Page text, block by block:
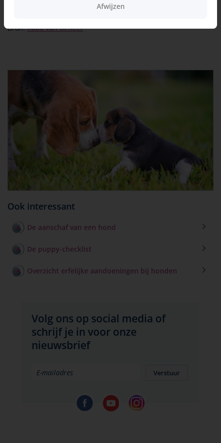
Bron:Raad van Beheer
Ook interessant
De aanschaf van een hond
De puppy-checklist
Overzicht erfelijke aandoeningen bij honden
Volg ons op social media of
schrijf je in voor onze
nieuwsbrief
Verstuur
Afwijzen